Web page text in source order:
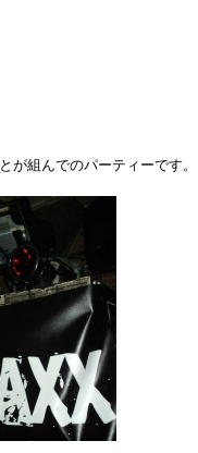
とが組んでのパーティーです。